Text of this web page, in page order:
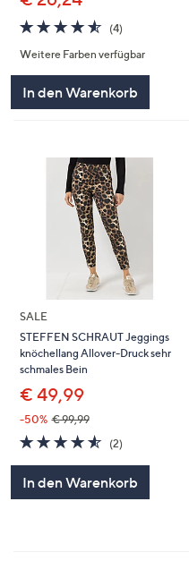
4.5
von
5
(4)
Weitere Farben verfügbar
In den Warenkorb
SALE
STEFFEN SCHRAUT Jeggings
knöchellang Allover-Druck sehr
schmales Bein
€ 49,99
-50% € 99,99
4.5
von
(2)2
In den Warenkorb